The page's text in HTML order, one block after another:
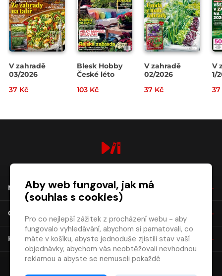
V zahradě
03/2026
37 Kč
Blesk Hobby
České léto
103 Kč
V zahradě
02/2026
37 Kč
V
1/
37
NÁKUP
O SPOLEČNOSTI
KONTAKT
Aby web fungoval, jak má
(souhlas s cookies)
Pro co nejlepší zážitek z procházení webu - aby
fungovalo vyhledávání, abychom si pamatovali, co
máte v košíku, abyste jednoduše zjistili stav vaší
objednávky, abychom vás neobtěžovali nevhodnou
reklamou a abyste se nemuseli pokaždé